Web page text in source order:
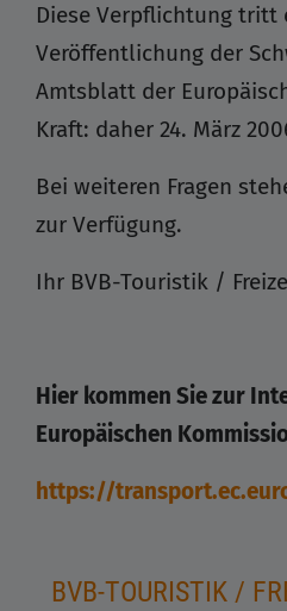
Diese Verpflichtung tritt
Veröffentlichung der
Amtsblatt der
Kraft: daher 24. März
Bei weiteren Fragen
zur Verfügung.
Ihr BVB-Touristik /
Hier kommen Sie zur
Europäischen
https://
BVB-TOURISTIK /